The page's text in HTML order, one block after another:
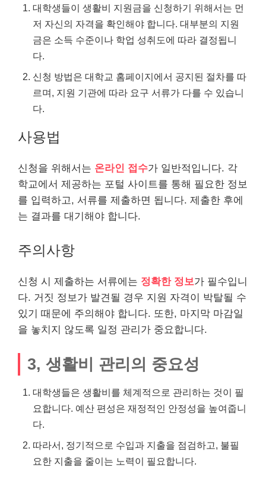
대학생들이 생활비 지원금을 신청하기 위해서는 먼
저 자신의 자격을 확인해야 합니다. 대부분의 지원
금은 소득 수준이나 학업 성취도에 따라 결정됩니
다.
신청 방법은 대학교 홈페이지에서 공지된 절차를 따
르며, 지원 기관에 따라 요구 서류가 다를 수 있습니
다.
사용법
신청을 위해서는 온라인 접수가 일반적입니다. 각
학교에서 제공하는 포털 사이트를 통해 필요한 정보
를 입력하고, 서류를 제출하면 됩니다. 제출한 후에
는 결과를 대기해야 합니다.
주의사항
신청 시 제출하는 서류에는 정확한 정보가 필수입니
다. 거짓 정보가 발견될 경우 지원 자격이 박탈될 수
있기 때문에 주의해야 합니다. 또한, 마지막 마감일
을 놓치지 않도록 일정 관리가 중요합니다.
3, 생활비 관리의 중요성
대학생들은 생활비를 체계적으로 관리하는 것이 필
요합니다. 예산 편성은 재정적인 안정성을 높여줍니
다.
따라서, 정기적으로 수입과 지출을 점검하고, 불필
요한 지출을 줄이는 노력이 필요합니다.